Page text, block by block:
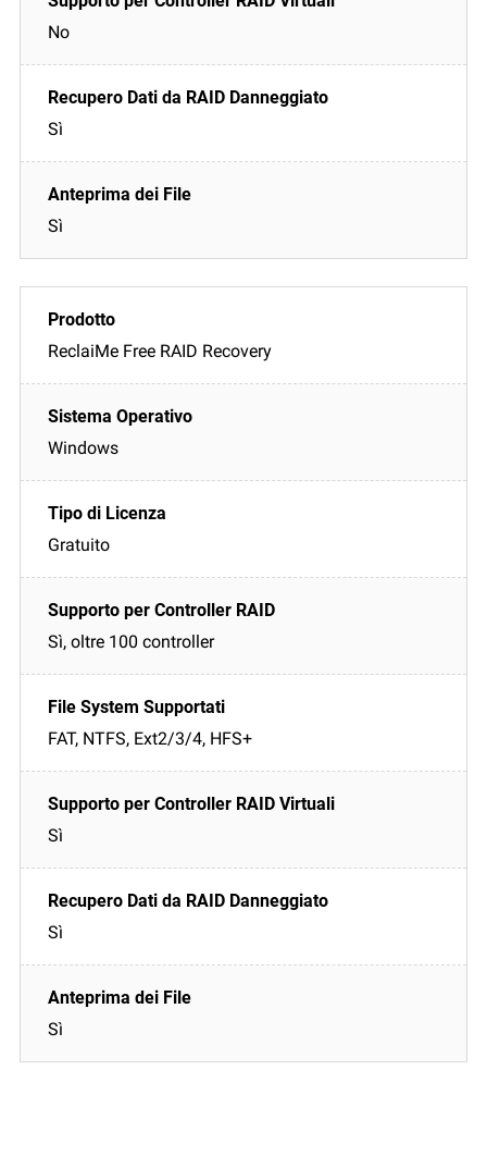
No
Sì
Sì
ReclaiMe Free RAID Recovery
Windows
Gratuito
Sì, oltre 100 controller
FAT, NTFS, Ext2/3/4, HFS+
Sì
Sì
Sì